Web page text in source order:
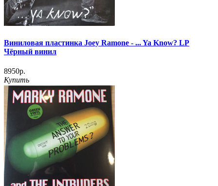
Виниловая пластинка Joey Ramone ‎- ... Ya Know? LP
Чёрный винил
8950р.
Купить